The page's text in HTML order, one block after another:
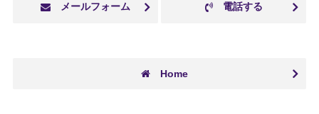
メールフォーム 電話する
Home